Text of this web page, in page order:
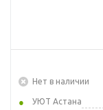
Нет в наличии
УЮТ Астана